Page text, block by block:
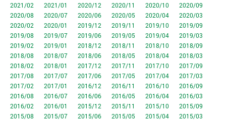
2021/02
2021/01 2020/12 2020/11 2020/10
2020/09
2020/08
2020/07 2020/06 2020/05 2020/04
2020/03
2020/02
2020/01 2019/12 2019/11 2019/10
2019/09
2019/08
2019/07 2019/06 2019/05 2019/04
2019/03
2019/02
2019/01 2018/12 2018/11 2018/10
2018/09
2018/08
2018/07 2018/06 2018/05 2018/04
2018/03
2018/02
2018/01 2017/12 2017/11 2017/10
2017/09
2017/08
2017/07 2017/06 2017/05 2017/04
2017/03
2017/02
2017/01 2016/12 2016/11 2016/10
2016/09
2016/08
2016/07 2016/06 2016/05 2016/04
2016/03
2016/02
2016/01 2015/12 2015/11 2015/10
2015/09
2015/08
2015/07 2015/06 2015/05 2015/04
2015/03